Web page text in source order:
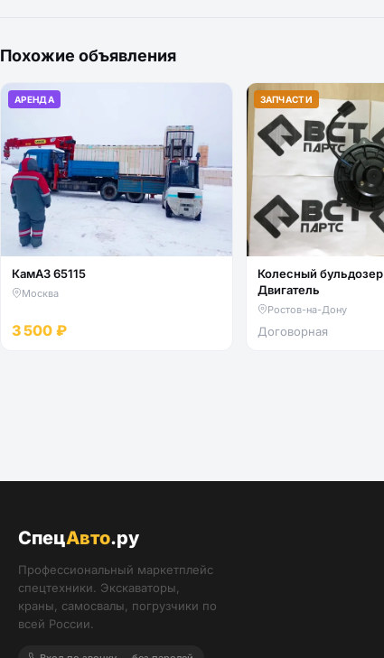
Похожие объявления
АРЕНДА
КамАЗ 65115
Москва
3 500 ₽
ЗАПЧАСТИ
Колесный бульдозер , тип -
Двигатель
Ростов-на-Дону
Договорная
СпецАвто.ру
Профессиональный маркетплейс
спецтехники. Экскаваторы,
краны, самосвалы, погрузчики по
всей России.